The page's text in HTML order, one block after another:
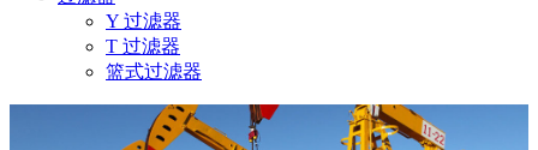
Y 过滤器
T 过滤器
篮式过滤器